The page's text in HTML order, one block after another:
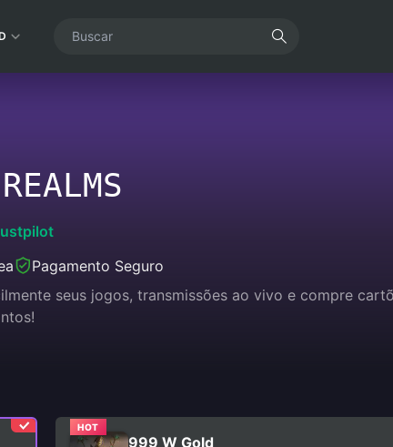
Pagamento Seguro
seus jogos, transmissões ao vivo e compre
HOT
999 W Gold